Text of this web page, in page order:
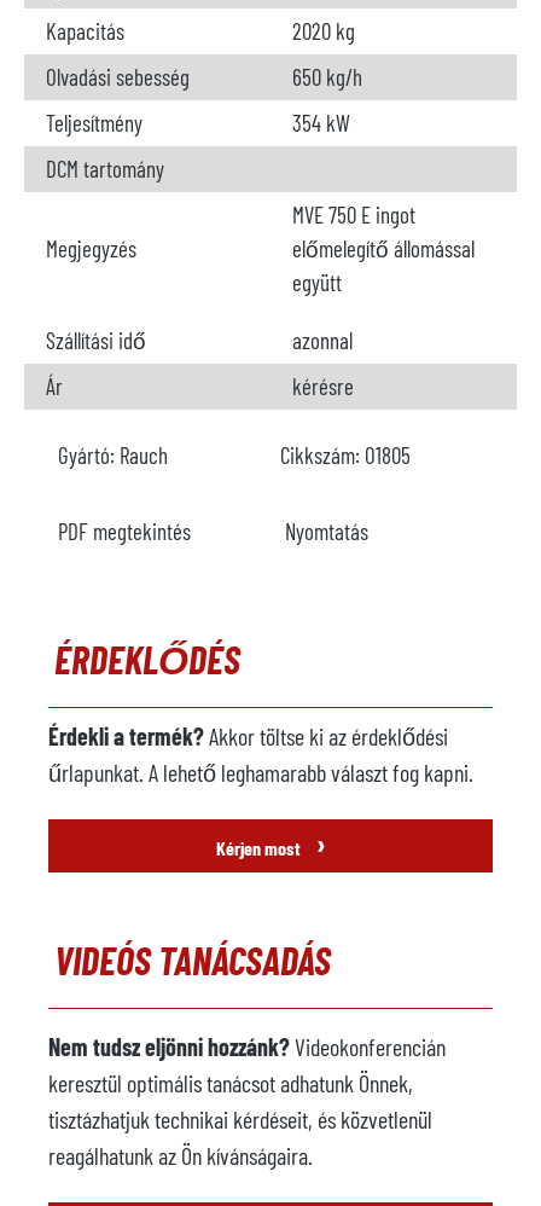
Kapacitás
2020 kg
Olvadási sebesség
650 kg/h
Teljesítmény
354 kW
DCM tartomány
Megjegyzés
MVE 750 E ingot
előmelegítő állomással
együtt
Szállítási idő
azonnal
Ár
kérésre
Gyártó: Rauch Cikkszám: O1805
PDF megtekintés Nyomtatás
ÉRDEKLŐDÉS
Érdekli a termék?Akkor töltse ki az érdeklődési
űrlapunkat. A lehető leghamarabb választ fog kapni.
Kérjen most ›
VIDEÓS TANÁCSADÁS
Nem tudsz eljönni hozzánk?Videokonferencián
keresztül optimális tanácsot adhatunk Önnek,
tisztázhatjuk technikai kérdéseit, és közvetlenül
reagálhatunk az Ön kívánságaira.